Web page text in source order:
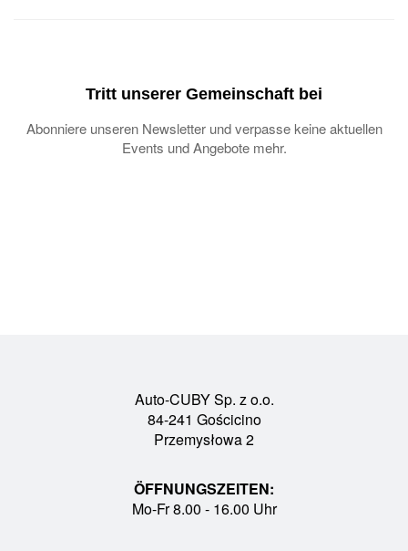
Tritt unserer Gemeinschaft bei
Abonniere unseren Newsletter und verpasse keine aktuellen
Events und Angebote mehr.
Auto-CUBY Sp. z o.o.
84-241 Gościcino
Przemysłowa 2
ÖFFNUNGSZEITEN:
Mo-Fr 8.00 - 16.00 Uhr